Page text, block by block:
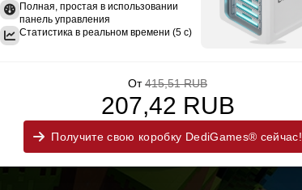
Полная, простая в использовании
панель управления
Статистика в реальном времени (5 с)
От 415,51 RUB
207,42 RUB
Получите свою коробку DediGames® сейчас!